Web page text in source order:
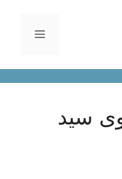
فهرست
سید